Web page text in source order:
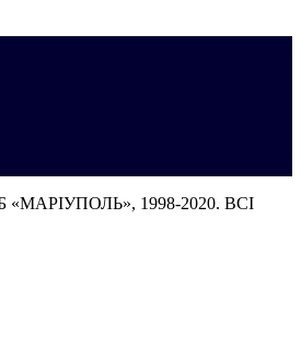
1998-2020. ВСІ